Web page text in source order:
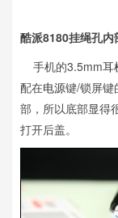
酷派8180挂绳孔内
手机的3.5mm耳
配在电源键/锁屏键
部，所以底部显得
打开后盖。